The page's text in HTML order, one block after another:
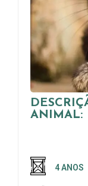
ANIMAL:
4 ANOS